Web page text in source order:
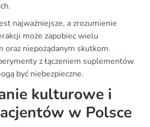
najważniejsze, a zrozumienie
może zapobiec wielu
oraz niepożądanym skutkom.
z łączeniem suplementów
być niebezpieczne.
kulturowe i
w Polsce